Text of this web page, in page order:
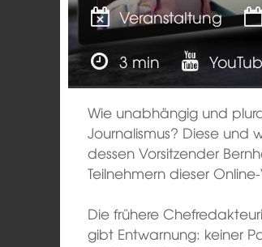
Veranstaltung
3 min
Wie unabhängig und
Journalismus? Diese und
dessen Vorsitzender
Teilnehmern dieser
Die frühere
gibt Entwarnung: keiner